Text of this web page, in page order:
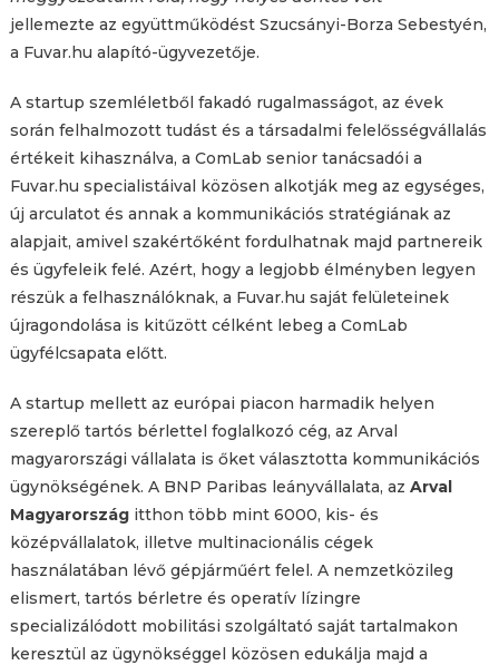
jellemezte az együttműködést Szucsányi-Borza Sebestyén,
a Fuvar.hu alapító-ügyvezetője.
A startup szemléletből fakadó rugalmasságot, az évek
során felhalmozott tudást és a társadalmi felelősségvállalás
értékeit kihasználva, a ComLab senior tanácsadói a
Fuvar.hu specialistáival közösen alkotják meg az egységes,
új arculatot és annak a kommunikációs stratégiának az
alapjait, amivel szakértőként fordulhatnak majd partnereik
és ügyfeleik felé. Azért, hogy a legjobb élményben legyen
részük a felhasználóknak, a Fuvar.hu saját felületeinek
újragondolása is kitűzött célként lebeg a ComLab
ügyfélcsapata előtt.
A startup mellett az európai piacon harmadik helyen
szereplő tartós bérlettel foglalkozó cég, az Arval
magyarországi vállalata is őket választotta kommunikációs
ügynökségének. A BNP Paribas leányvállalata, az Arval
Magyarországitthon több mint 6000, kis- és
középvállalatok, illetve multinacionális cégek
használatában lévő gépjárműért felel. A nemzetközileg
elismert, tartós bérletre és operatív lízingre
specializálódott mobilitási szolgáltató saját tartalmakon
keresztül az ügynökséggel közösen edukálja majd a